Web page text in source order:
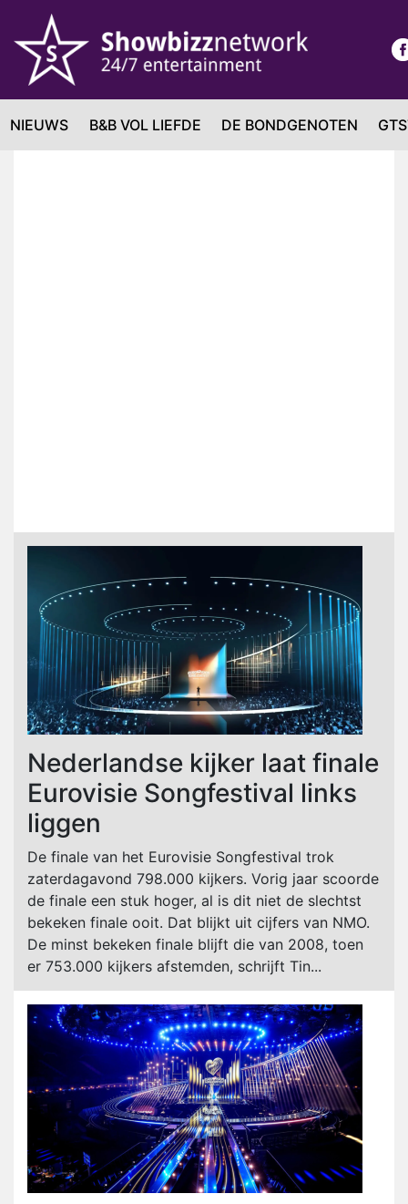
NIEUWS B&B VOL LIEFDE DE BONDGENOTEN
Nederlandse kijker laat finale
Eurovisie Songfestival links
liggen
De finale van het Eurovisie Songfestival trok
zaterdagavond 798.000 kijkers. Vorig jaar scoorde
de finale een stuk hoger, al is dit niet de slechtst
bekeken finale ooit. Dat blijkt uit cijfers van NMO.
De minst bekeken finale blijft die van 2008, toen
er 753.000 kijkers afstemden, schrijft Tin...